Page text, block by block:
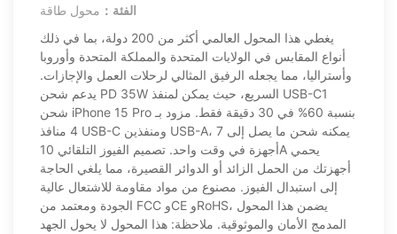
الفئة： محول طاقة
يغطي هذا المحول العالمي أكثر من 200 دولة، بما في ذلك
أنواع المقابس في الولايات المتحدة والمملكة المتحدة وأوروبا
وأستراليا، مما يجعله الرفيق المثالي لرحلات العمل والإجازات.
يدعم شحن PD 35W السريع، حيث يمكن لمنفذ USB-C1
شحن iPhone 15 Pro بنسبة 60% في 30 دقيقة فقط. مزود بـ
4 منافذ USB-C ومنفذين USB-A، يمكنه شحن ما يصل إلى 7
أجهزة في وقت واحد. تصميم الفيوز التلقائي 10A يحمي
أجهزتك من الحمل الزائد أو الدوائر القصيرة، مما يلغي الحاجة
إلى استبدال الفيوز. مصنوع من مواد مقاومة للاشتعال عالية
الجودة ومعتمد من FCC وCE وRoHS، يضمن هذا المحول
المدمج الأمان والموثوقية. ملاحظة: هذا المحول لا يحول الجهد